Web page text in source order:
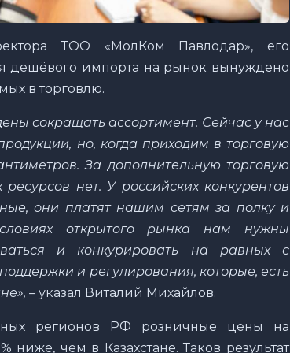
ТОО «МолКом Павлодар», его
дешёвого импорта на рынок вынуждено
в торговлю.
сокращать ассортимент. Сейчас у нас
но, когда приходим в торговую
За дополнительную торговую
нет. У российских конкурентов
они платят нашим сетям за полку и
открытого рынка нам нужны
и конкурировать на равных с
и регулирования, которые, есть
– указал Виталий Михайлов.
регионов РФ розничные цены на
чем в Казахстане. Таков результат